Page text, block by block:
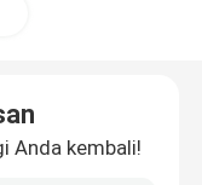
Anda kembali!